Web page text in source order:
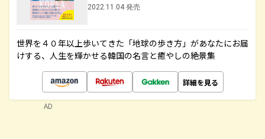
2022.11.04 発売
世界を４０年以上歩いてきた「地球の歩き方」があなたにお届
けする、人生を輝かせる韓国の名言と癒やしの絶景集
詳細を見る
AD